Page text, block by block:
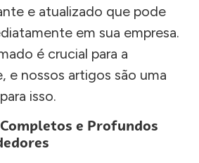
e atualizado que pode
em sua empresa.
é crucial para a
e nossos artigos são uma
isso.
e Profundos